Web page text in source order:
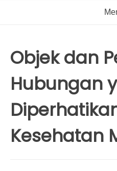
Objek dan
Hubungan
Kesehatan